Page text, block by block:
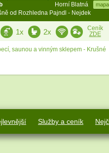
Horní Blatná mapa
od Rozhledna Pajndl - Nejdek
1x 2x
Ceník
ZDE
saunou a vinným sklepem - Krušné
Služby a ceník